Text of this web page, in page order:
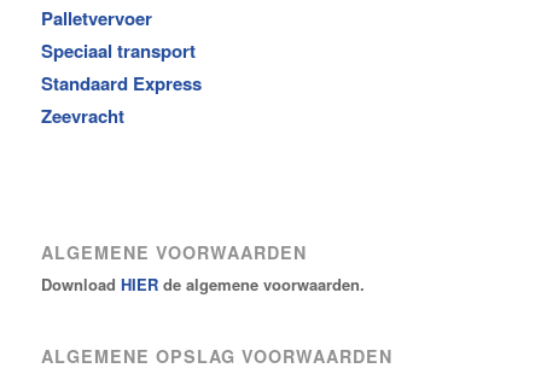
Palletvervoer
Speciaal transport
Standaard Express
Zeevracht
ALGEMENE VOORWAARDEN
Download HIERde algemene voorwaarden.
ALGEMENE OPSLAG VOORWAARDEN